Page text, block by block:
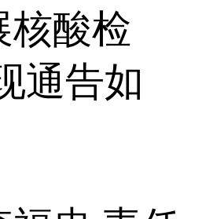
核酸检
通告如